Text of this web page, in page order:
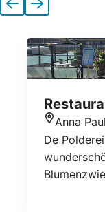
VorherigeNächste
Anna
De